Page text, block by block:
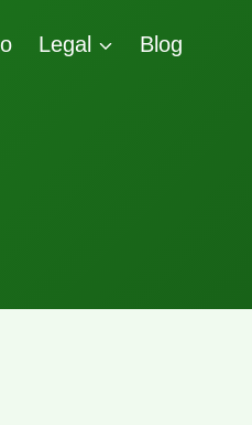
Legal Blog